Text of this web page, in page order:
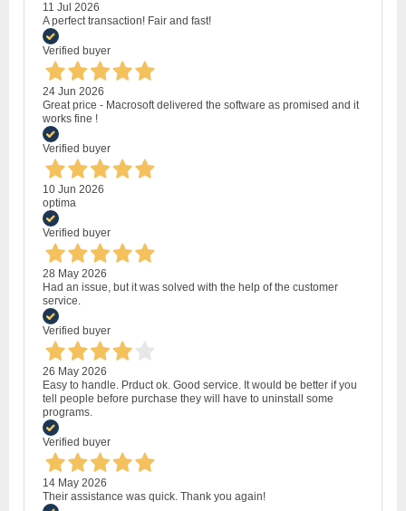
11 Jul 2026
A perfect transaction! Fair and fast!
Verified buyer
24 Jun 2026
Great price - Macrosoft delivered the software as promised and it
works fine !
Verified buyer
10 Jun 2026
optima
Verified buyer
28 May 2026
Had an issue, but it was solved with the help of the customer
service.
Verified buyer
26 May 2026
Easy to handle. Prduct ok. Good service. It would be better if you
tell people before purchase they will have to uninstall some
programs.
Verified buyer
14 May 2026
Their assistance was quick. Thank you again!